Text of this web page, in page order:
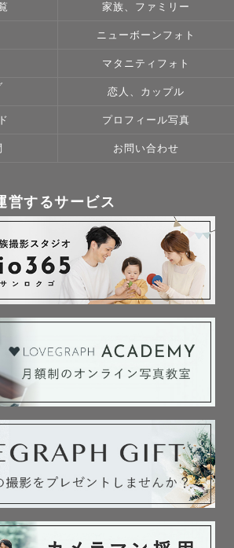
家族、ファミリー
ニューボーンフォト
マタニティフォト
恋人、カップル
プロフィール写真
お問い合わせ
営するサービス